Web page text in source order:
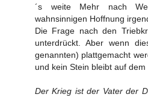
´s weite Mehr nach
wahnsinnigen Hoffnung
Die Frage nach den
unterdrückt. Aber wenn
genannten) plattgemacht
und kein Stein bleibt auf dem
Der Krieg ist der Vater der